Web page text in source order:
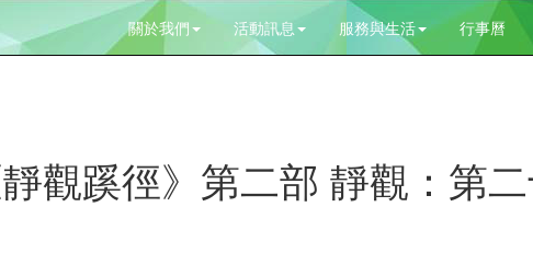
關於我們 活動訊息 服務與生活 行事曆
觀蹊徑》第二部 靜觀：第